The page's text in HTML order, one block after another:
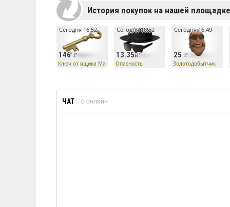
История покупок на нашей площадке
146
Сегодня 16:52
Ключ от ящика Манн Ко
13.35
Сегодня 16:52
Опасность
25
Сегодня 16:49
Золотодобытчик
ЧАТ 0 онлайн